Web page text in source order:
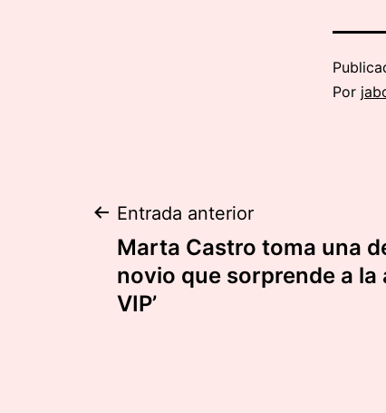
Por
Navegación
de
Entrada anterior
Marta Castro toma una
novio que sorprende a la
VIP’